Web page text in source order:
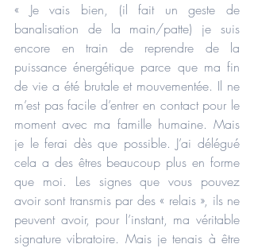
« Je vais bien, (il fait un geste de
banalisation de la main/patte) je suis
encore en train de reprendre de la
puissance énergétique parce que ma fin
de vie a été brutale et mouvementée. Il ne
m’est pas facile d’entrer en contact pour le
moment avec ma famille humaine. Mais
je le ferai dès que possible. J’ai délégué
cela a des êtres beaucoup plus en forme
que moi. Les signes que vous pouvez
avoir sont transmis par des « relais », ils ne
peuvent avoir, pour l’instant, ma véritable
signature vibratoire. Mais je tenais à être